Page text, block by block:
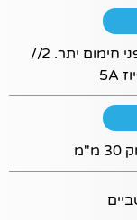
הגנה משולשת: 1// פיוז טרמי להגנה בפני חימום יתר. 2//